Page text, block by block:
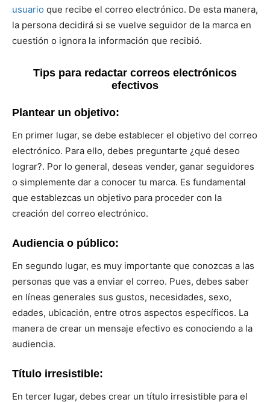
usuario que recibe el correo electrónico. De esta manera,
la persona decidirá si se vuelve seguidor de la marca en
cuestión o ignora la información que recibió.
Tips para redactar correos electrónicos
efectivos
Plantear un objetivo:
En primer lugar, se debe establecer el objetivo del correo
electrónico. Para ello, debes preguntarte ¿qué deseo
lograr?. Por lo general, deseas vender, ganar seguidores
o simplemente dar a conocer tu marca. Es fundamental
que establezcas un objetivo para proceder con la
creación del correo electrónico.
Audiencia o público:
En segundo lugar, es muy importante que conozcas a las
personas que vas a enviar el correo. Pues, debes saber
en líneas generales sus gustos, necesidades, sexo,
edades, ubicación, entre otros aspectos específicos. La
manera de crear un mensaje efectivo es conociendo a la
audiencia.
Título irresistible:
En tercer lugar, debes crear un título irresistible para el